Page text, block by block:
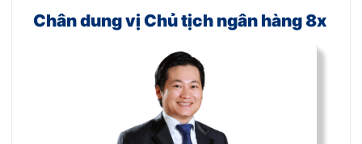
Chân dung vị Chủ tịch ngân hàng 8x